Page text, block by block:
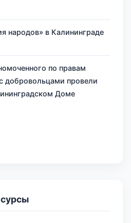
народов» в Калининграде
по правам
добровольцами провели
Доме